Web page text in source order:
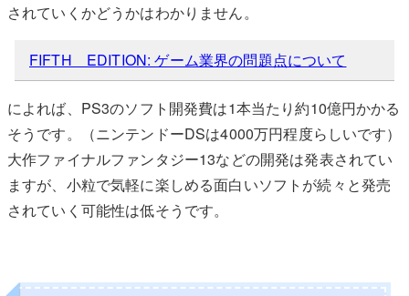
されていくかどうかはわかりません。
FIFTH EDITION: ゲーム業界の問題点について
によれば、PS3のソフト開発費は1本当たり約10億円かかる
そうです。（ニンテンドーDSは4000万円程度らしいです）
大作ファイナルファンタジー13などの開発は発表されてい
ますが、小粒で気軽に楽しめる面白いソフトが続々と発売
されていく可能性は低そうです。